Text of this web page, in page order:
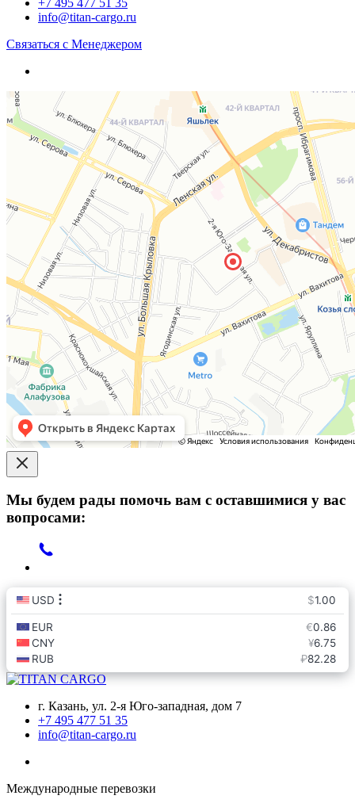
info@titan-cargo.ru
Связаться с Менеджером
Мы будем рады помочь вам с оставшимися у вас
вопросами:
г. Казань, ул. 2-я Юго-западная, дом 7
+7 495 477 51 35
info@titan-cargo.ru
Международные перевозки